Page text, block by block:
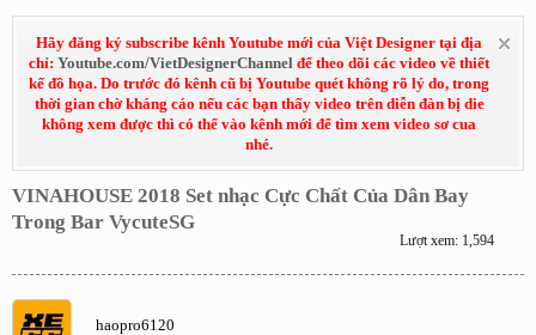
Hãy đăng ký subscribe kênh Youtube mới của Việt Designer tại địa
chỉ: Youtube.com/VietDesignerChannel để theo dõi các video về thiết
kế đồ họa. Do trước đó kênh cũ bị Youtube quét không rõ lý do, trong
thời gian chờ kháng cáo nếu các bạn thấy video trên diễn đàn bị die
không xem được thì có thể vào kênh mới để tìm xem video sơ cua
nhé.
VINAHOUSE 2018 Set nhạc Cực Chất Của Dân Bay
Trong Bar VycuteSG
Lượt xem: 1,594
haopro6120